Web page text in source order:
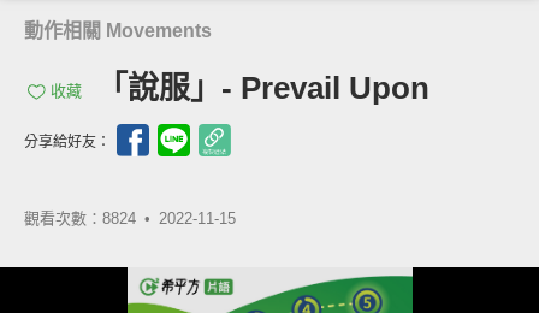
動作相關 Movements
收藏 「說服」- Prevail Upon
分享給好友：
觀看次數：8824 • 2022-11-15